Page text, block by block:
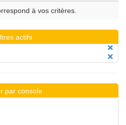
à vos critères.
actifs
par console